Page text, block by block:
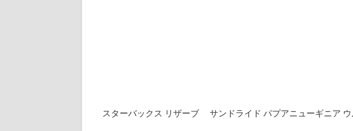
スターバックス リザーブ® サンドライド パプアニューギニア ウ